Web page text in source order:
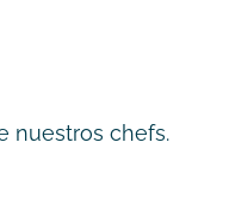
nuestros chefs.